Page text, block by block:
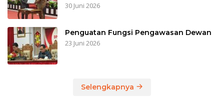
30 Juni 2026
Penguatan Fungsi Pengawasan Dewan
23 Juni 2026
Selengkapnya